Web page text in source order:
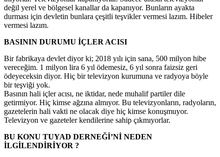
değil yerel ve bölgesel kanallar da kapanıyor. Bunların ayakta
durması için devletin bunlara çeşitli teşvikler vermesi lazım. Hibeler
vermesi lazım.
BASININ DURUMU İÇLER ACISI
Bir fabrikaya devlet diyor ki; 2018 yılı için sana, 500 milyon hibe
vereceğim. 1 milyon lira 6 yıl ödemesiz, 6 yıl sonra faizsiz geri
ödeyeceksin diyor. Hiç bir televizyon kurumuna ve radyoya böyle
bir teşviği yok.
Basının hali içler acısı, ne iktidar, nede muhalif partiler dile
getirmiyor. Hiç kimse ağzına almıyor. Bu televizyonların, radyoların,
gazetelerin hali vakti ne olacak diye hiç kimse konuşmuyor.
Televizyon ve gazeteler kendilerine sahip çıkmıyorlar.
BU KONU TUYAD DERNEĞİ’Nİ NEDEN
İLGİLENDİRİYOR ?